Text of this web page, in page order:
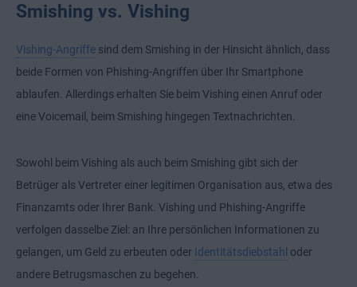
Smishing vs. Vishing
Vishing-Angriffe sind dem Smishing in der Hinsicht ähnlich, dass
beide Formen von Phishing-Angriffen über Ihr Smartphone
ablaufen. Allerdings erhalten Sie beim Vishing einen Anruf oder
eine Voicemail, beim Smishing hingegen Textnachrichten.
Sowohl beim Vishing als auch beim Smishing gibt sich der
Betrüger als Vertreter einer legitimen Organisation aus, etwa des
Finanzamts oder Ihrer Bank. Vishing und Phishing-Angriffe
verfolgen dasselbe Ziel: an Ihre persönlichen Informationen zu
gelangen, um Geld zu erbeuten oder Identitätsdiebstahl oder
andere Betrugsmaschen zu begehen.